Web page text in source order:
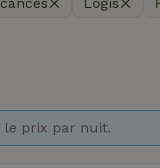
le prix par nuit.